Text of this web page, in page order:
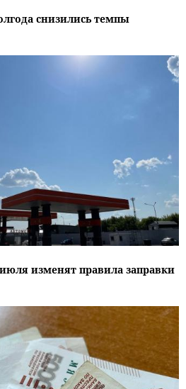
снизились темпы
изменят правила заправки